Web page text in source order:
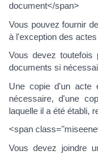
document</span>
Vous pouvez fournir
à l'exception des
Vous devez toutefois
documents si
Une copie d'un acte
nécessaire, d'une
laquelle il a été établi,
<span
Vous devez joindre